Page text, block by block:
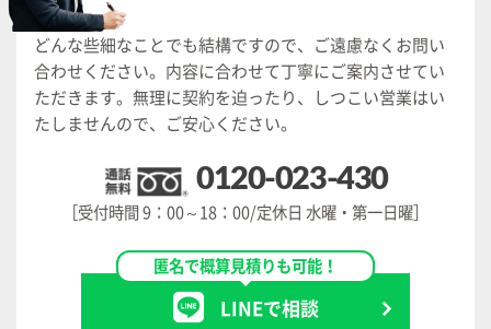
どんな些細なことでも結構ですので、ご遠慮なくお問い
合わせください。 内容に合わせて丁寧にご案内させてい
ただきます。 無理に契約を迫ったり、しつこい営業はい
たしませんので、ご安心ください。
0120-023-430
［受付時間 9：00～18：00/定休日 水曜・第一日曜］
匿名で概算見積りも可能！
LINEで相談